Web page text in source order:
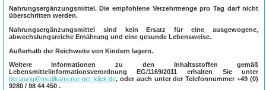
Nahrungsergänzungsmittel. Die empfohlene Verzehrmenge pro Tag darf nicht
überschritten werden.
Nahrungsergänzungsmittel sind kein Ersatz für eine ausgewogene,
abwechslungsreiche Ernährung und eine gesunde Lebensweise.
Außerhalb der Reichweite von Kindern lagern.
Weitere Informationen zu den Inhaltsstoffen gemäß
Lebensmittelinformationsverordnung EG/1169/2011 erhalten Sie unter
beratung@medikamente-per-klick.de, oder auch unter der Telefonnummer+49 (0)
9280 / 98 44 450 .